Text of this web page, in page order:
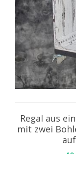
Regal aus
mit zwei